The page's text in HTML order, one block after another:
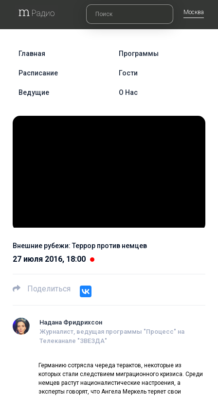
Москва
Главная Программы
Расписание Гости
Ведущие О Нас
Внешние рубежи: Террор против немцев
27 июля 2016, 18:00
Поделиться
Надана Фридрихсон
Журналист, ведущая программы "Процесс" на
Телеканале "ЗВЕЗДА"
Германию сотрясла череда терактов, некоторые из
которых стали следствием миграционного кризиса. Среди
немцев растут националистические настроения, а
эксперты говорят, что Ангела Меркель теряет свои